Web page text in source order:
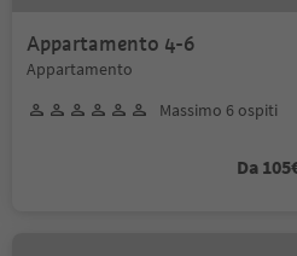
Appartamento 4-6
Appartamento
Massimo 6 ospiti
Da